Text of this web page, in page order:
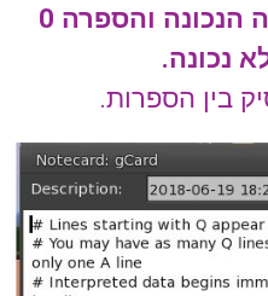
1 לתשובה הנכונה והספרה 0
נכונה.
בין הספרות.